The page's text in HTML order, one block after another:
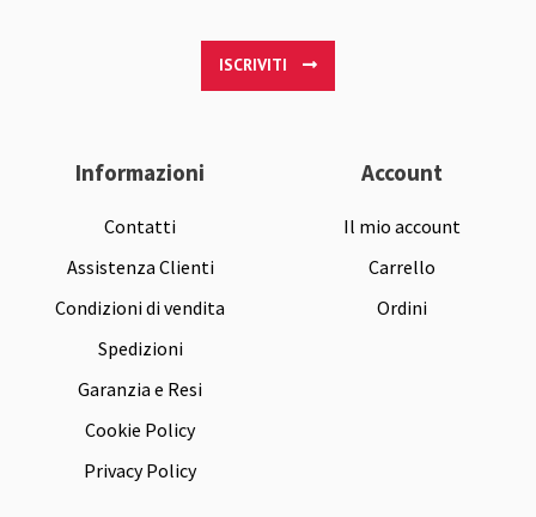
ISCRIVITI
Informazioni
Contatti
Assistenza Clienti
Condizioni di vendita
Spedizioni
Garanzia e Resi
Cookie Policy
Privacy Policy
Account
Il mio account
Carrello
Ordini